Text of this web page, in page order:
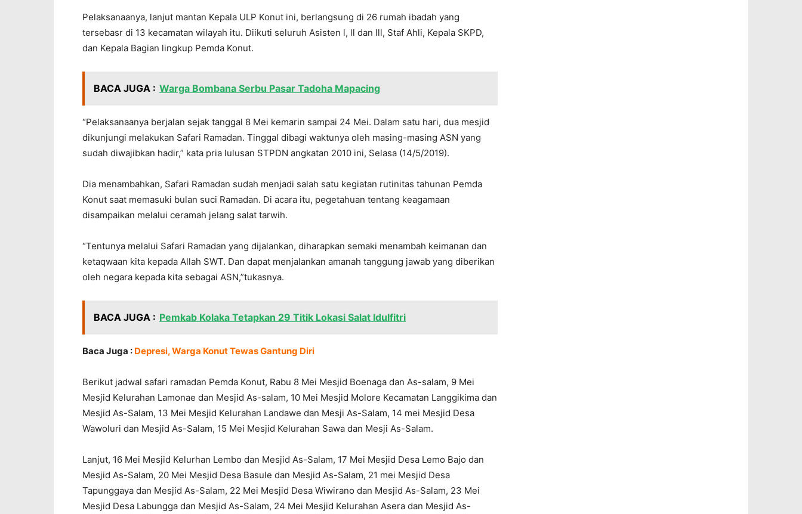
Pelaksanaanya, lanjut mantan Kepala ULP Konut ini, berlangsung di 26 rumah ibadah yang
tersebasr di 13 kecamatan wilayah itu. Diikuti seluruh Asisten l, ll dan lll, Staf Ahli, Kepala SKPD,
dan Kepala Bagian lingkup Pemda Konut.
BACA JUGA : Warga Bombana Serbu Pasar Tadoha Mapacing
“Pelaksanaanya berjalan sejak tanggal 8 Mei kemarin sampai 24 Mei. Dalam satu hari, dua mesjid
dikunjungi melakukan Safari Ramadan. Tinggal dibagi waktunya oleh masing-masing ASN yang
sudah diwajibkan hadir,” kata pria lulusan STPDN angkatan 2010 ini, Selasa (14/5/2019).
Dia menambahkan, Safari Ramadan sudah menjadi salah satu kegiatan rutinitas tahunan Pemda
Konut saat memasuki bulan suci Ramadan. Di acara itu, pegetahuan tentang keagamaan
disampaikan melalui ceramah jelang salat tarwih.
“Tentunya melalui Safari Ramadan yang dijalankan, diharapkan semaki menambah keimanan dan
ketaqwaan kita kepada Allah SWT. Dan dapat menjalankan amanah tanggung jawab yang diberikan
oleh negara kepada kita sebagai ASN,”tukasnya.
BACA JUGA : Pemkab Kolaka Tetapkan 29 Titik Lokasi Salat Idulfitri
Baca Juga : Depresi, Warga Konut Tewas Gantung Diri
Berikut jadwal safari ramadan Pemda Konut, Rabu 8 Mei Mesjid Boenaga dan As-salam, 9 Mei
Mesjid Kelurahan Lamonae dan Mesjid As-salam, 10 Mei Mesjid Molore Kecamatan Langgikima dan
Mesjid As-Salam, 13 Mei Mesjid Kelurahan Landawe dan Mesji As-Salam, 14 mei Mesjid Desa
Wawoluri dan Mesjid As-Salam, 15 Mei Mesjid Kelurahan Sawa dan Mesji As-Salam.
Lanjut, 16 Mei Mesjid Kelurhan Lembo dan Mesjid As-Salam, 17 Mei Mesjid Desa Lemo Bajo dan
Mesjid As-Salam, 20 Mei Mesjid Desa Basule dan Mesjid As-Salam, 21 mei Mesjid Desa
Tapunggaya dan Mesjid As-Salam, 22 Mei Mesjid Desa Wiwirano dan Mesjid As-Salam, 23 Mei
Mesjid Desa Labungga dan Mesjid As-Salam, 24 Mei Mesjid Kelurahan Asera dan Mesjid As-